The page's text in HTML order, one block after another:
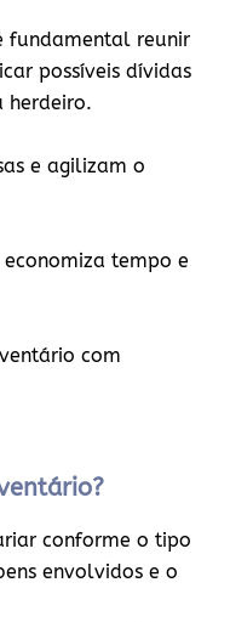
fundamental reunir
possíveis dívidas
herdeiro.
e agilizam o
tempo e
com
conforme o tipo
envolvidos e o